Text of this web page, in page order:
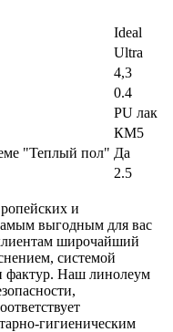
Ideal
Ultra
4,3
0.4
PU лак
КМ5
"Теплый пол" Да
2.5
и
выгодным для вас
широчайший
системой
фактур. Наш линолеум
гигиеническим